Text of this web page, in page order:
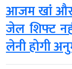
आजम खां और
जेल शिफ्ट
लेनी होगी